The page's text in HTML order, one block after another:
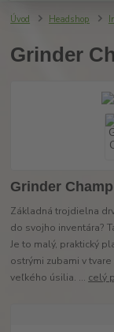
Úvod Headshop
Grinder
Grinder
Základná trojdielna
do svojho inventára?
Je to malý, praktický
ostrými zubami v
veľkého úsilia. ... celý